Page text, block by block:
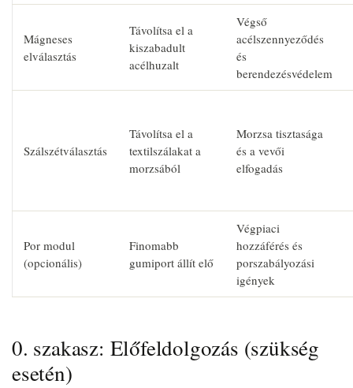
Mágneses
elválasztás
Távolítsa el a
kiszabadult
acélhuzalt
Végső
acélszennyeződés
és
berendezésvédelem
Szálszétválasztás
Távolítsa el a
textilszálakat a
morzsából
Morzsa tisztasága
és a vevői
elfogadás
Por modul
(opcionális)
Finomabb
gumiport állít elő
Végpiaci
hozzáférés és
porszabályozási
igények
0. szakasz: Előfeldolgozás (szükség
esetén)